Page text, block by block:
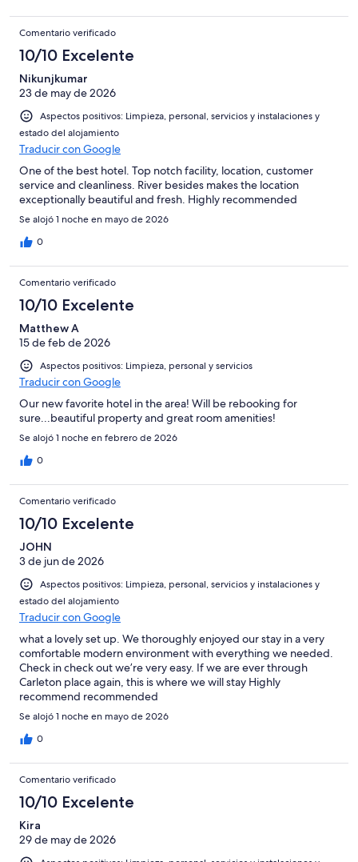
Comentario verificado
10/10 Excelente
Nikunjkumar
23 de may de 2026
Aspectos positivos: Limpieza, personal, servicios y instalaciones y
estado del alojamiento
Traducir con Google
One of the best hotel. Top notch facility, location, customer
service and cleanliness. River besides makes the location
exceptionally beautiful and fresh. Highly recommended
Se alojó 1 noche en mayo de 2026
0
Comentario verificado
10/10 Excelente
Matthew A
15 de feb de 2026
Aspectos positivos: Limpieza, personal y servicios
Traducir con Google
Our new favorite hotel in the area! Will be rebooking for
sure...beautiful property and great room amenities!
Se alojó 1 noche en febrero de 2026
0
Comentario verificado
10/10 Excelente
JOHN
3 de jun de 2026
Aspectos positivos: Limpieza, personal, servicios y instalaciones y
estado del alojamiento
Traducir con Google
what a lovely set up. We thoroughly enjoyed our stay in a very
comfortable modern environment with everything we needed.
Check in check out we’re very easy. If we are ever through
Carleton place again, this is where we will stay Highly
recommend recommended
Se alojó 1 noche en mayo de 2026
0
Comentario verificado
10/10 Excelente
Kira
29 de may de 2026